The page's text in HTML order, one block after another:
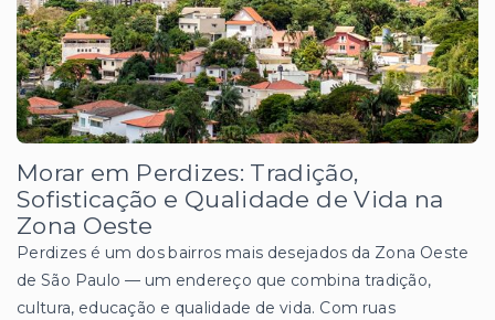
Morar em Perdizes: Tradição,
Sofisticação e Qualidade de Vida na
Zona Oeste
Perdizes é um dos bairros mais desejados da Zona Oeste
de São Paulo — um endereço que combina tradição,
cultura, educação e qualidade de vida. Com ruas